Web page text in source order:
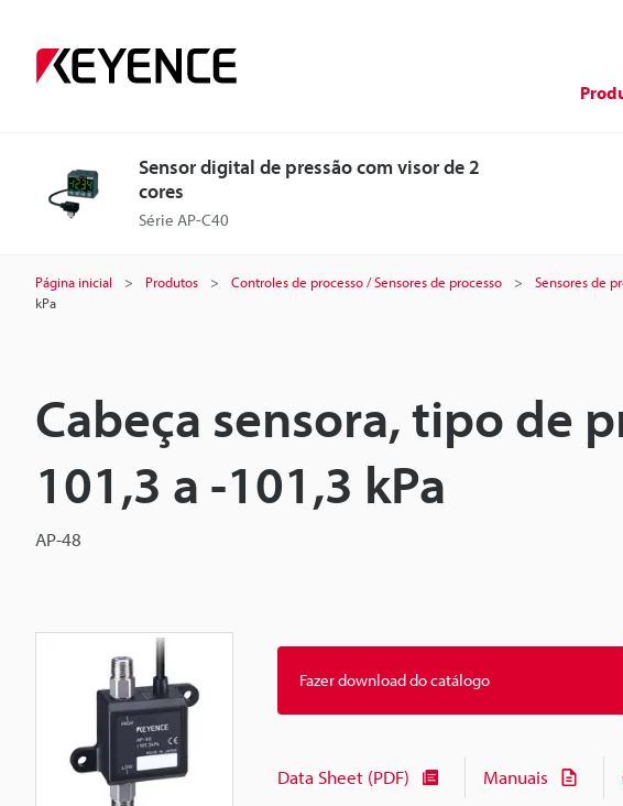
Sensor digital de pressão com visor de 2
cores
Série AP-C40
Página inicial Produtos Controles de processo / Sensores de processo Sensores de
kPa
Cabeça sensora, tipo de
101,3 a -101,3 kPa
AP-48
Fazer download do catálogo
Data Sheet (PDF) Manuais